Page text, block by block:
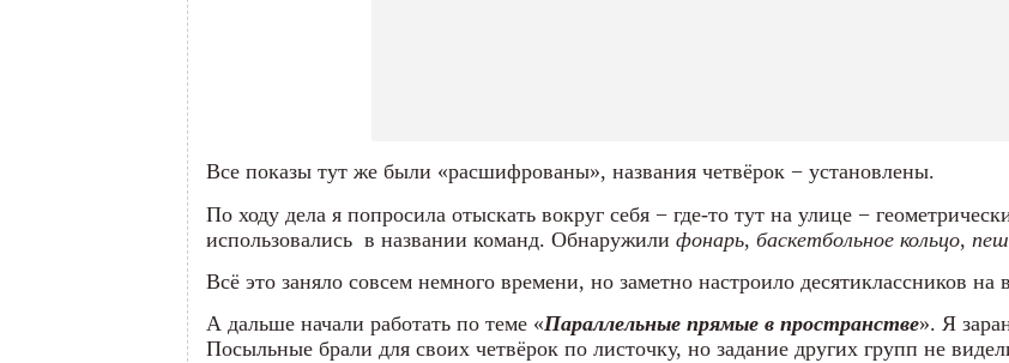
Все показы тут же были «расшифрованы», названия четвёрок − установлены.
По ходу дела я попросила отыскать вокруг себя − где-то тут на улице −
использовались в названии команд. Обнаружили фонарь, баскетбольное кольцо,
Всё это заняло совсем немного времени, но заметно настроило десятиклассников на
А дальше начали работать по теме «Параллельные прямые в пространстве». Я
Посыльные брали для своих четвёрок по листочку, но задание других групп не